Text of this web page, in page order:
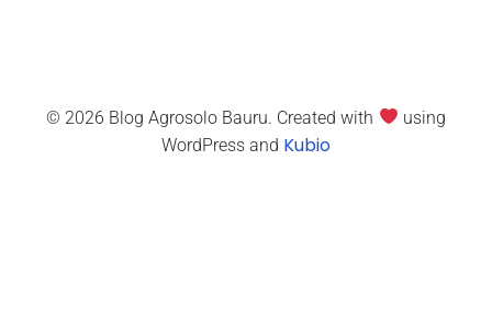
© 2026 Blog Agrosolo Bauru. Created with
using
WordPress and Kubio